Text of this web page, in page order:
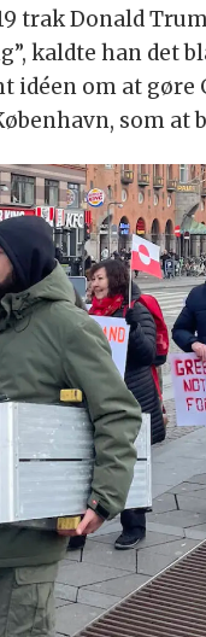
trak Donald
kaldte han det
idéen om at gøre
som at